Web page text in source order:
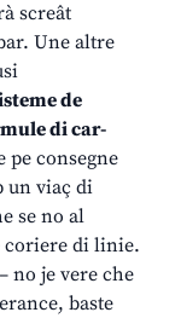
screât
Une altre
de
di car-
pe consegne
un viaç di
se no al
coriere di linie.
no je vere che
baste